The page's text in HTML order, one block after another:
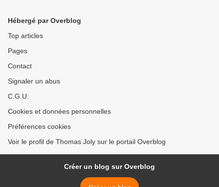
Hébergé par Overblog
Top articles
Pages
Contact
Signaler un abus
C.G.U.
Cookies et données personnelles
Préférences cookies
Voir le profil de Thomas Joly sur le portail Overblog
Créer un blog sur Overblog